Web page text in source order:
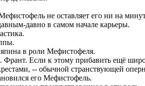
не оставляет его ни на
давно в самом начале карьеры.
в роли Мефистофеля.
Если к этому прибавить ещё
-- обычной странствующей
его Мефистофель.